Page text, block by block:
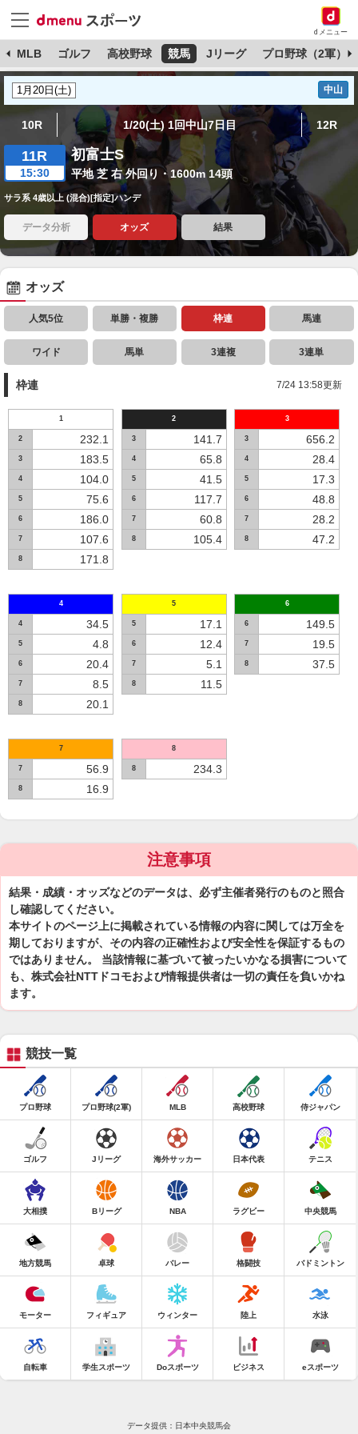
dメニュー
MLB ゴルフ 高校野球 競馬 Jリーグ プロ野球（2軍）
中山
10R 1/20(土) 1回中山7日目 12R
11R
15:30
初富士S
平地 芝 右 外回り・1600m 14頭
サラ系 4歳以上 (混合)[指定]ハンデ
データ分析 オッズ 結果
オッズ
人気5位 単勝・複勝 枠連 馬連
ワイド 馬単 3連複 3連単
枠連 7/24 13:58更新
1
2 232.1
3 183.5
4 104.0
5 75.6
6 186.0
7 107.6
8 171.8
2
3 141.7
4 65.8
5 41.5
6 117.7
7 60.8
8 105.4
3
3 656.2
4 28.4
5 17.3
6 48.8
7 28.2
8 47.2
4
4 34.5
5 4.8
6 20.4
7 8.5
8 20.1
5
5 17.1
6 12.4
7 5.1
8 11.5
6
6 149.5
7 19.5
8 37.5
7
7 56.9
8 16.9
8
8 234.3
注意事項
結果・成績・オッズなどのデータは、必ず主催者発行のものと照合
し確認してください。
本サイトのページ上に掲載されている情報の内容に関しては万全を
期しておりますが、その内容の正確性および安全性を保証するもの
ではありません。 当該情報に基づいて被ったいかなる損害について
も、株式会社NTTドコモおよび情報提供者は一切の責任を負いかね
ます。
競技一覧
プロ野球 プロ野球(2軍) MLB 高校野球 侍ジャパン
ゴルフ Jリーグ 海外サッカー 日本代表 テニス
大相撲 Bリーグ NBA ラグビー 中央競馬
地方競馬 卓球 バレー 格闘技 バドミントン
モーター フィギュア ウィンター 陸上 水泳
自転車 学生スポーツ Doスポーツ ビジネス eスポーツ
データ提供：日本中央競馬会